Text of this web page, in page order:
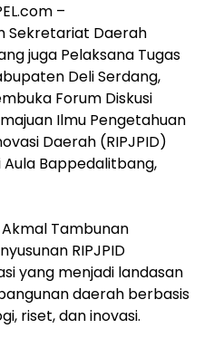
–
Sekretariat Daerah
juga Pelaksana Tugas
Deli Serdang,
Forum Diskusi
Ilmu Pengetahuan
Daerah (RIPJPID)
Bappedalitbang,
Tambunan
RIPJPID
yang menjadi landasan
daerah berbasis
riset, dan inovasi.